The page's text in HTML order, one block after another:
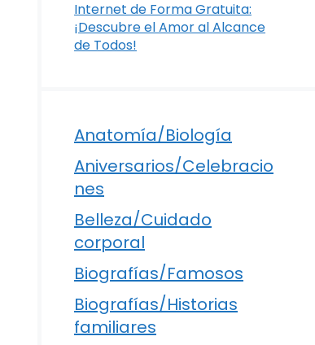
Internet de Forma Gratuita:
¡Descubre el Amor al Alcance
de Todos!
Anatomía/Biología
Aniversarios/Celebracio
nes
Belleza/Cuidado
corporal
Biografías/Famosos
Biografías/Historias
familiares